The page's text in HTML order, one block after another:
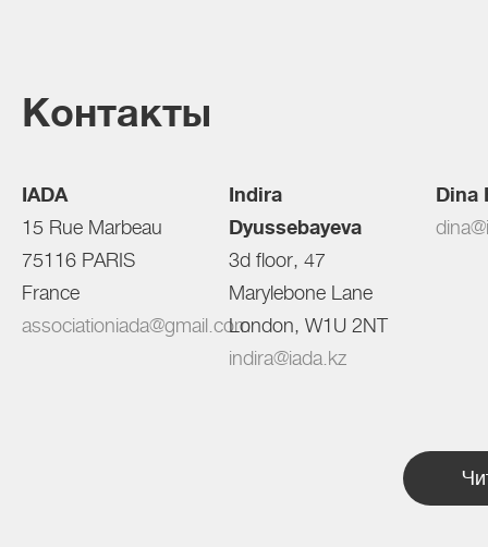
Контакты
IADA
15 Rue Marbeau
75116 PARIS
France
associationiada@gmail.com
Indira
Dyussebayeva
3d floor, 47
Marylebone Lane
London, W1U 2NT
indira@iada.kz
Dina